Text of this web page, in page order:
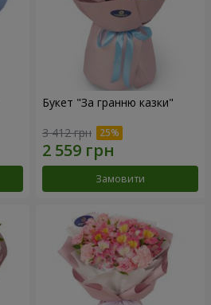
Букет "За гранню казки"
3 412 грн
Замовити